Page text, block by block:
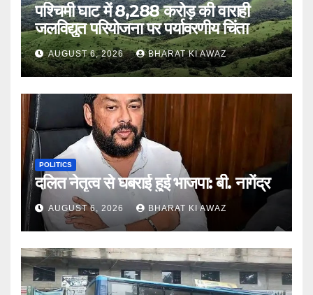
पश्चिमी घाट में 8,288 करोड़ की वाराही
जलविद्युत परियोजना पर पर्यावरणीय चिंता
AUGUST 6, 2026 BHARAT KI AWAZ
POLITICS
दलित नेतृत्व से घबराई हुई भाजपा: बी. नागेंद्र
AUGUST 6, 2026 BHARAT KI AWAZ